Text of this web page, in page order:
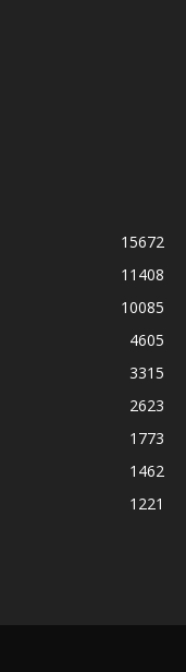
15672
11408
10085
4605
3315
2623
1773
1462
1221